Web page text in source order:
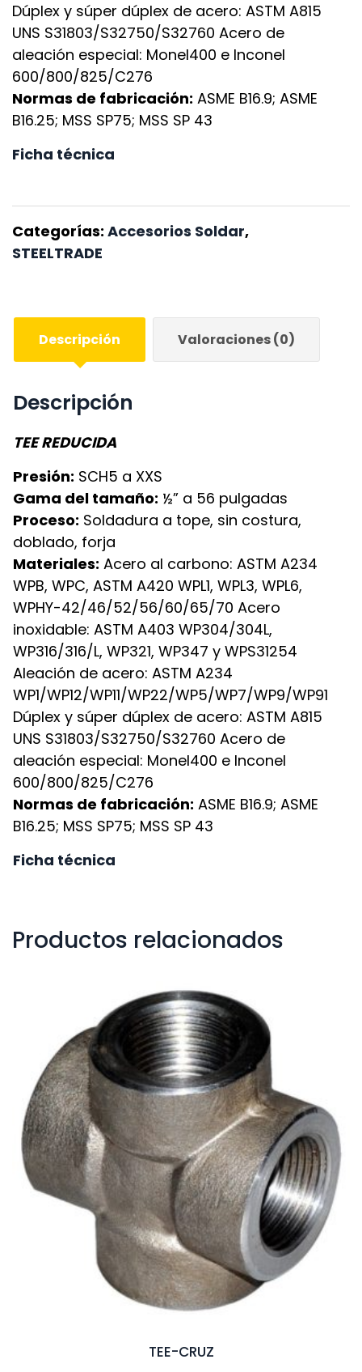
Dúplex y súper dúplex de acero: ASTM A815
UNS S31803/S32750/S32760 Acero de
aleación especial: Monel400 e Inconel
600/800/825/C276
Normas de fabricación: ASME B16.9; ASME
B16.25; MSS SP75; MSS SP 43
Ficha técnica
Categorías: Accesorios Soldar,
STEELTRADE
Descripción Valoraciones (0)
Descripción
TEE REDUCIDA
Presión: SCH5 a XXS
Gama del tamaño: ½” a 56 pulgadas
Proceso: Soldadura a tope, sin costura,
doblado, forja
Materiales: Acero al carbono: ASTM A234
WPB, WPC, ASTM A420 WPL1, WPL3, WPL6,
WPHY-42/46/52/56/60/65/70 Acero
inoxidable: ASTM A403 WP304/304L,
WP316/316/L, WP321, WP347 y WPS31254
Aleación de acero: ASTM A234
WP1/WP12/WP11/WP22/WP5/WP7/WP9/WP91
Dúplex y súper dúplex de acero: ASTM A815
UNS S31803/S32750/S32760 Acero de
aleación especial: Monel400 e Inconel
600/800/825/C276
Normas de fabricación: ASME B16.9; ASME
B16.25; MSS SP75; MSS SP 43
Ficha técnica
Productos relacionados
TEE-CRUZ